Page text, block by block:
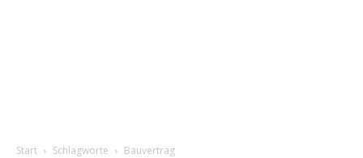
Start Schlagworte Bauvertrag